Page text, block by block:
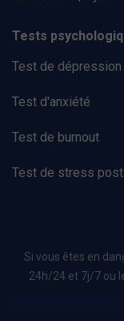
Tests
Test de dépression
Test d'anxiété
Test de burnout
Test de stress
Si vous êtes en
24h/24 et 7j/7 ou